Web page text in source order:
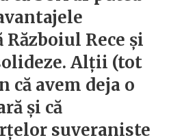
Rece și
Alții (tot
avem deja o
și că
suveraniste